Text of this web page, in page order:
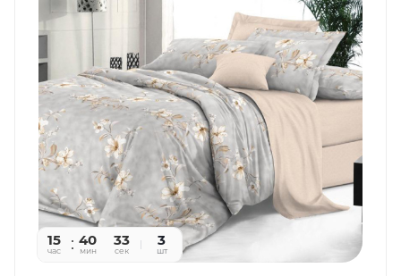
15
час
40
мин
31
сек
3
шт